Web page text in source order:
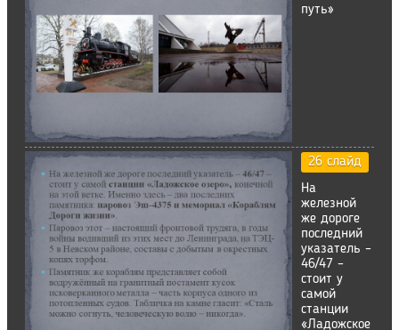
путь»
26 слайд
На
железной
же дороге
последний
указатель –
46/47 –
стоит у
самой
станции
«Ладожское